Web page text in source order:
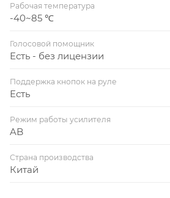
Рабочая температура
-40~85 ℃
Голосовой помощник
Есть - без лицензии
Поддержка кнопок на руле
Есть
Режим работы усилителя
AB
Страна производства
Китай